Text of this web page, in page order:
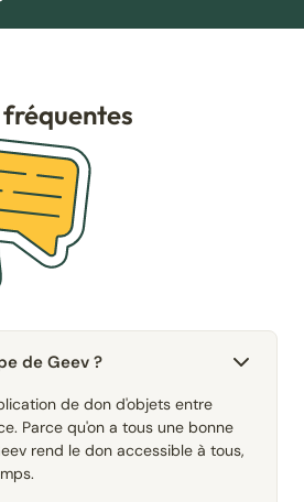
de Geev ?
de don d'objets entre
Parce qu'on a tous une bonne
rend le don accessible à tous,